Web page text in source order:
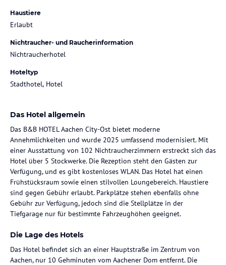
Haustiere
Erlaubt
Nichtraucher- und Raucherinformation
Nichtraucherhotel
Hoteltyp
Stadthotel, Hotel
Das Hotel allgemein
Das B&B HOTEL Aachen City-Ost bietet moderne
Annehmlichkeiten und wurde 2025 umfassend modernisiert. Mit
einer Ausstattung von 102 Nichtraucherzimmern erstreckt sich das
Hotel über 5 Stockwerke. Die Rezeption steht den Gästen zur
Verfügung, und es gibt kostenloses WLAN. Das Hotel hat einen
Frühstücksraum sowie einen stilvollen Loungebereich. Haustiere
sind gegen Gebühr erlaubt. Parkplätze stehen ebenfalls ohne
Gebühr zur Verfügung, jedoch sind die Stellplätze in der
Tiefgarage nur für bestimmte Fahrzeughöhen geeignet.
Die Lage des Hotels
Das Hotel befindet sich an einer Hauptstraße im Zentrum von
Aachen, nur 10 Gehminuten vom Aachener Dom entfernt. Die